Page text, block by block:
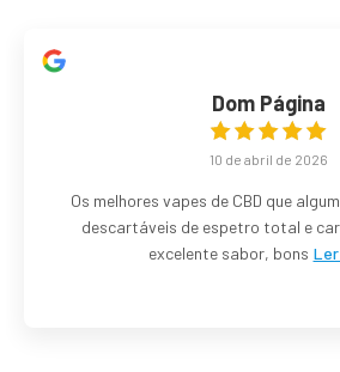
Dom Página
10 de abril de 2026
Os melhores vapes de CBD que
descartáveis de espetro total e
excelente sabor, bons